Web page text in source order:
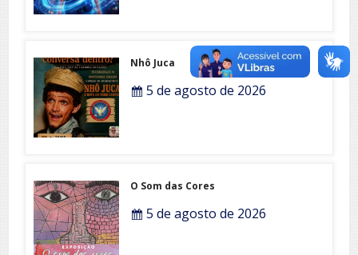
Nhô Juca
5 de agosto de 2026
O Som das Cores
5 de agosto de 2026